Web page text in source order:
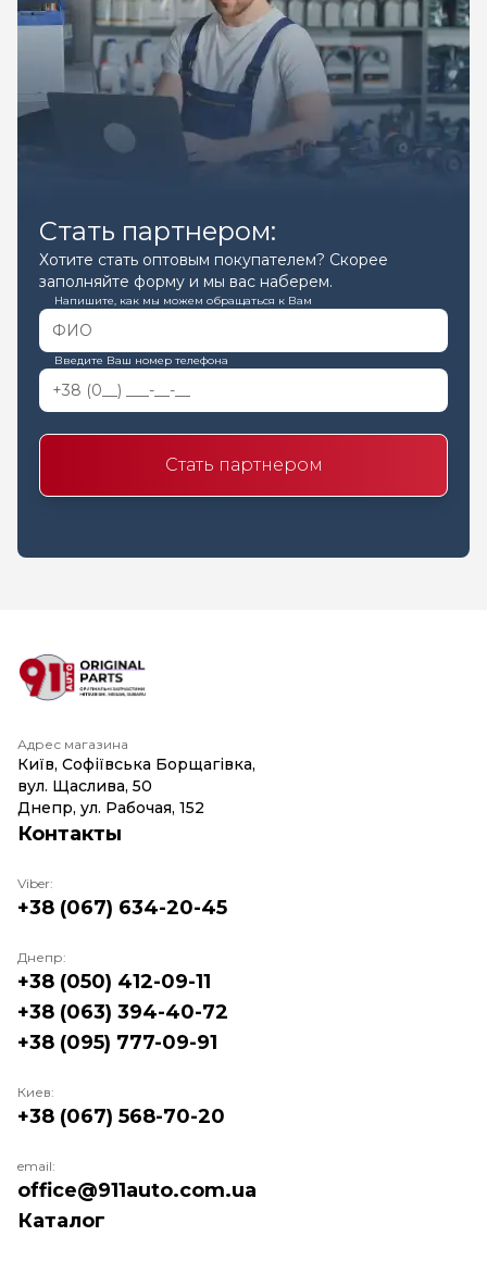
Стать партнером:
Хотите стать оптовым покупателем? Скорее
заполняйте форму и мы вас наберем.
Напишите, как мы можем обращаться к Вам
Введите Ваш номер телефона
Стать партнером
Адрес магазина
Київ, Софіївська Борщагівка,
вул. Щаслива, 50
Днепр, ул. Рабочая, 152
Каталог
Контакты
Viber:
+38 (067) 634-20-45
Днепр:
+38 (050) 412-09-11
+38 (063) 394-40-72
+38 (095) 777-09-91
Киев:
+38 (067) 568-70-20
email:
office@911auto.com.ua